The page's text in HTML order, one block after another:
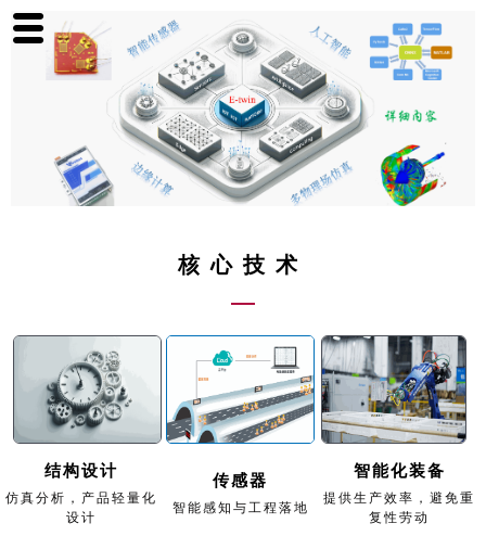
核心技术
结构设计
仿真分析，产品轻量化
设计
传感器
智能感知与工程落地
智能化装备
提供生产效率，避免重
复性劳动